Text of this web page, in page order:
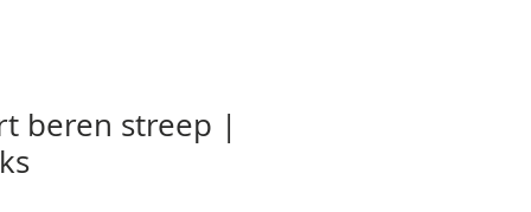
beren streep |